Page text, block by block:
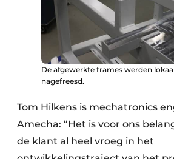
De afgewerkte frames werden
nagefreesd.
Tom Hilkens is mechatronics
Amecha: “Het is voor ons
de klant al heel vroeg in het